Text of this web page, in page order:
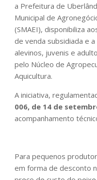
a Prefeitura de
Municipal de
(SMAEI), disponibiliza
de venda subsidiada e
alevinos, juvenis e
pelo Núcleo de
Aquicultura.
A iniciativa,
006, de 14 de
acompanhamento
Para pequenos
em forma de desconto